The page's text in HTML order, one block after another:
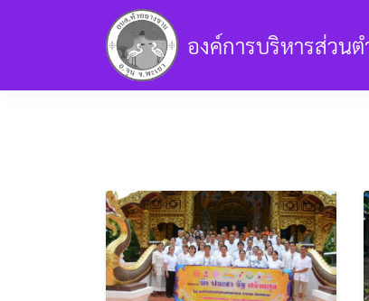
องค์การบริหารส่วน